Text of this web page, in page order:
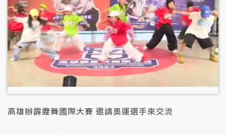
高雄辦霹靂舞國際大賽 邀請奧運選手來交流